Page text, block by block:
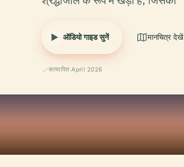
ऑडियो गाइड सुनें मानचित्र देखें
सत्यापित April 2026